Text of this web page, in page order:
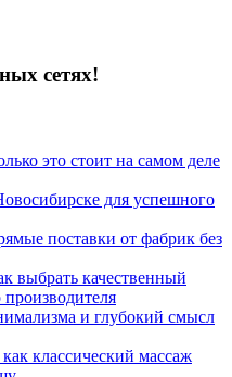
сетях!
это стоит на самом деле
для успешного
поставки от фабрик без
выбрать качественный
производителя
и глубокий смысл
классический массаж